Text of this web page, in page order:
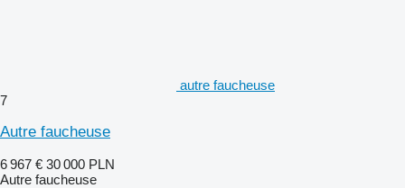
autre faucheuse
7
Autre faucheuse
6 967 € 30 000 PLN
Autre faucheuse